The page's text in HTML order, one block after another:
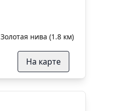
Золотая нива (1.8 км)
На карте